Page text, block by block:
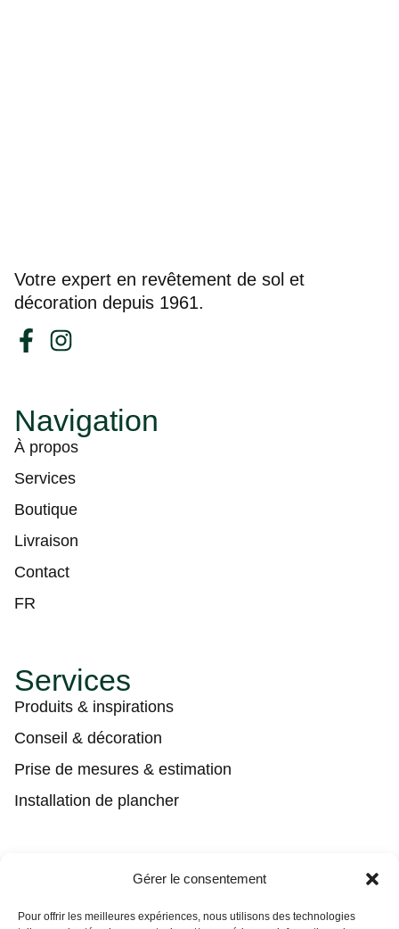
Gérer le consentement
Pour offrir les meilleures expériences, nous utilisons des technologies
Votre expert en revêtement de sol et
décoration depuis 1961.
Navigation
À propos
Services
Boutique
Livraison
Contact
FR
Services
Produits & inspirations
Conseil & décoration
Prise de mesures & estimation
Installation de plancher